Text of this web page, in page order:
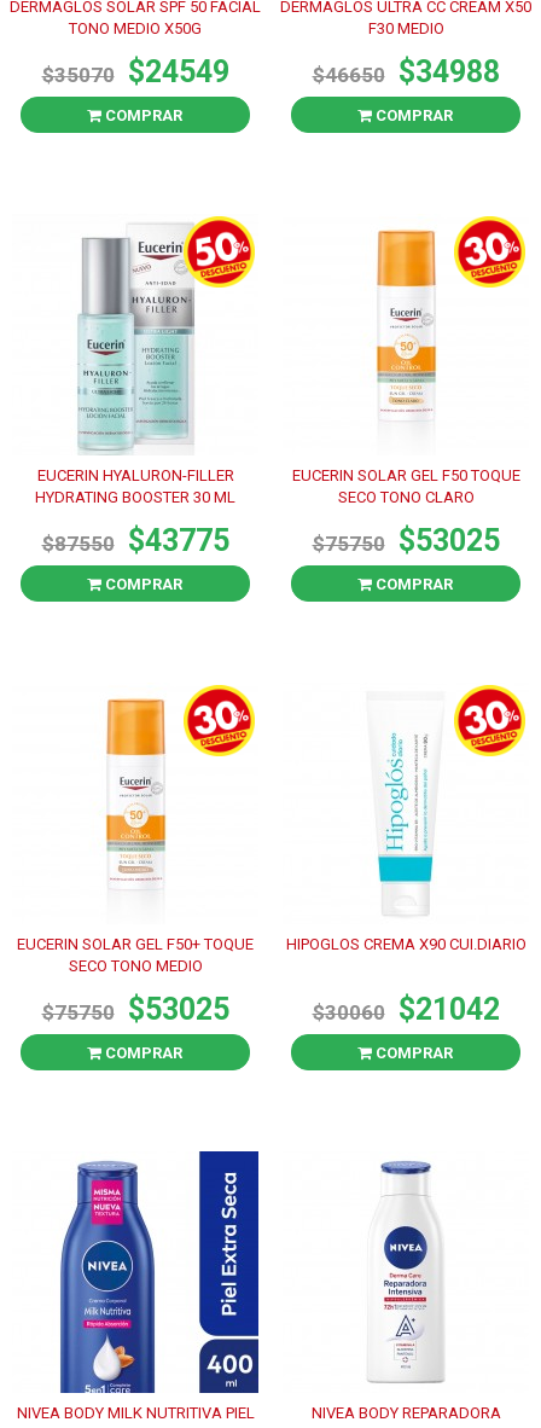
DERMAGLOS SOLAR SPF 50 FACIAL
TONO MEDIO X50G
$35070 $24549
COMPRAR
DERMAGLOS ULTRA CC CREAM X50
F30 MEDIO
$46650 $34988
COMPRAR
EUCERIN HYALURON-FILLER
HYDRATING BOOSTER 30 ML
$87550 $43775
COMPRAR
EUCERIN SOLAR GEL F50 TOQUE
SECO TONO CLARO
$75750 $53025
COMPRAR
EUCERIN SOLAR GEL F50+ TOQUE
SECO TONO MEDIO
$75750 $53025
COMPRAR
HIPOGLOS CREMA X90 CUI.DIARIO
$30060 $21042
COMPRAR
NIVEA BODY MILK NUTRITIVA PIEL
NIVEA BODY REPARADORA